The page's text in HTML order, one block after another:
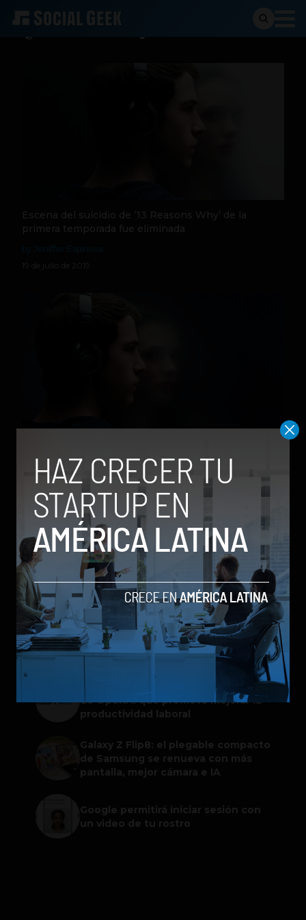
Escena del suicidio de ’13 Reasons Why’ de la
primera temporada fue eliminada
19 de julio de 2019
estreno de «13 Reasons Why»
by Stiven Cartagena
29 de mayo de 2019
TRENDING POSTS
Meta lanza Muse Image: competirá
con modelos enfocados en IA
generativa de imágenes
Spotify extiende las cuentas
gestionadas para menores a su plan
gratuito en seis países
ChatGPT Work: el nuevo asistente
de OpenAI que promete mejorar la
productividad laboral
Galaxy Z Flip8: el plegable compacto
de Samsung se renueva con más
pantalla, mejor cámara e IA
Google permitirá iniciar sesión con
un video de tu rostro